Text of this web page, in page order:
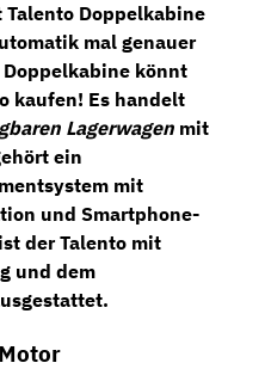
Talento Doppelkabine
mal genauer
könnt
kaufen! Es handelt
Lagerwagen mit
ein
mit
und Smartphone-
der Talento mit
und dem